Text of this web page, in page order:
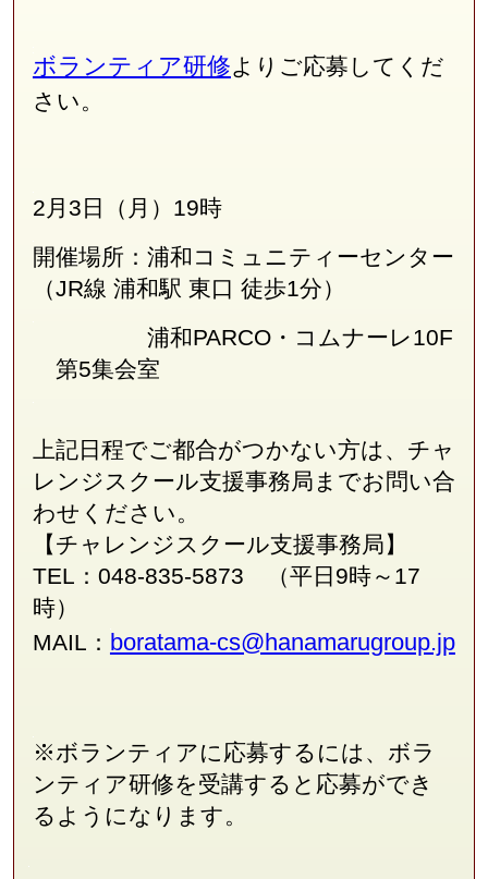
ボランティア研修よりご応募してくだ
さい。
2月3日（月）19時
開催場所：浦和コミュニティーセンター
（JR線 浦和駅 東口 徒歩1分）
浦和PARCO・コムナーレ10F
第5集会室
上記日程でご都合がつかない方は、チャ
レンジスクール支援事務局 までお問い合
わせください。
【チャレンジスクール支援事務局】
TEL：048-835-5873 （平日9時～17
時）
MAIL： boratama-cs@hanamarugroup.jp
※ボランティアに応募するには、ボラ
ンティア研修を受講すると応募ができ
るようになります。